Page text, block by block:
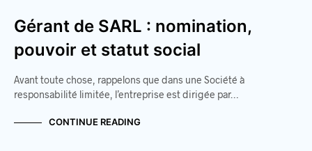
Gérant de SARL : nomination,
pouvoir et statut social
Avant toute chose, rappelons que dans une Société à
responsabilité limitée, l’entreprise est dirigée par…
CONTINUE READING